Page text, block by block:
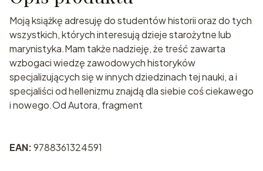
Moją książkę adresuję do studentów historii oraz do tych
wszystkich, których interesują dzieje starożytne lub
marynistyka.Mam także nadzieję, że treść zawarta
wzbogaci wiedzę zawodowych historyków
specjalizujących się w innych dziedzinach tej nauki, a i
specjaliści od hellenizmu znajdą dla siebie coś ciekawego
i nowego.Od Autora, fragment
EAN:9788361324591